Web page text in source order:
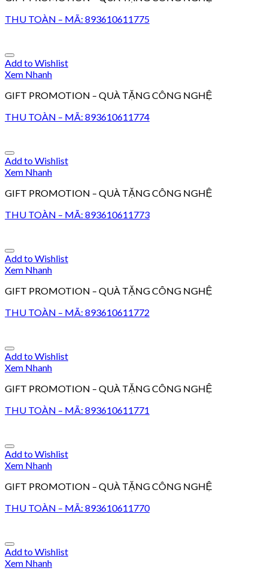
THU TOÀN – MÃ: 893610611775
Add to Wishlist
Xem Nhanh
GIFT PROMOTION – QUÀ TẶNG CÔNG NGHỆ
THU TOÀN – MÃ: 893610611774
Add to Wishlist
Xem Nhanh
GIFT PROMOTION – QUÀ TẶNG CÔNG NGHỆ
THU TOÀN – MÃ: 893610611773
Add to Wishlist
Xem Nhanh
GIFT PROMOTION – QUÀ TẶNG CÔNG NGHỆ
THU TOÀN – MÃ: 893610611772
Add to Wishlist
Xem Nhanh
GIFT PROMOTION – QUÀ TẶNG CÔNG NGHỆ
THU TOÀN – MÃ: 893610611771
Add to Wishlist
Xem Nhanh
GIFT PROMOTION – QUÀ TẶNG CÔNG NGHỆ
THU TOÀN – MÃ: 893610611770
Add to Wishlist
Xem Nhanh